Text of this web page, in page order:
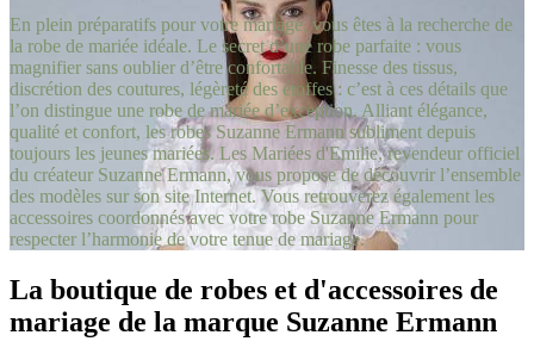
En plein préparatifs pour votre mariage, vous êtes à la recherche de
la robe de mariée idéale. Le secret d’une robe parfaite : vous
magnifier sans oublier d’être confortable. Finesse des tissus,
discrétion des coutures, légèreté des étoffes : c’est à ces détails que
l’on distingue une robe de mariée d’exception. Alliant élégance,
qualité et confort, les robes Suzanne Ermann subliment depuis
toujours les jeunes mariées. Les Mariées d'Emilie, revendeur officiel
du créateur Suzanne Ermann, vous propose de découvrir l’ensemble
des modèles sur son site Internet. Vous retrouverez également les
accessoires coordonnés avec votre robe Suzanne Ermann pour
respecter l’harmonie de votre tenue de mariage.
La boutique de robes et d'accessoires de
mariage de la marque Suzanne Ermann